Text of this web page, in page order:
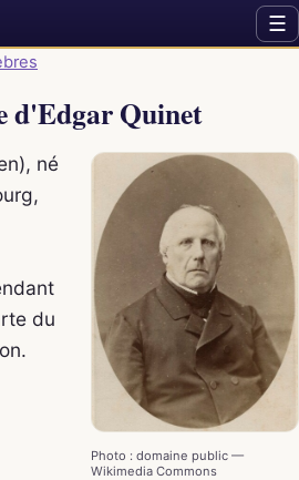
☰
d'Edgar Quinet
Photo : domaine public —
Wikimedia Commons
né
du